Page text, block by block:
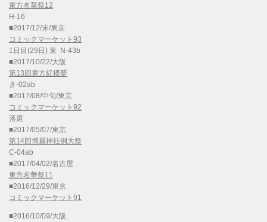
東方名華祭12
H-16
■2017/12/末/東京
コミックマーケット93
1日目(29日) 東 N-43b
■2017/10/22/大阪
第13回東方紅楼夢
き-02ab
■2017/08/中旬/東京
コミックマーケット92
落選
■2017/05/07/東京
第14回博麗神社例大祭
C-04ab
■2017/04/02/名古屋
東方名華祭11
■2016/12/29/東京
コミックマーケット91
■2016/10/09/大阪